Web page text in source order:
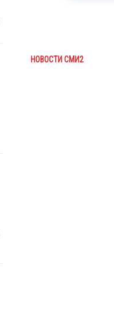
НОВОСТИ СМИ2